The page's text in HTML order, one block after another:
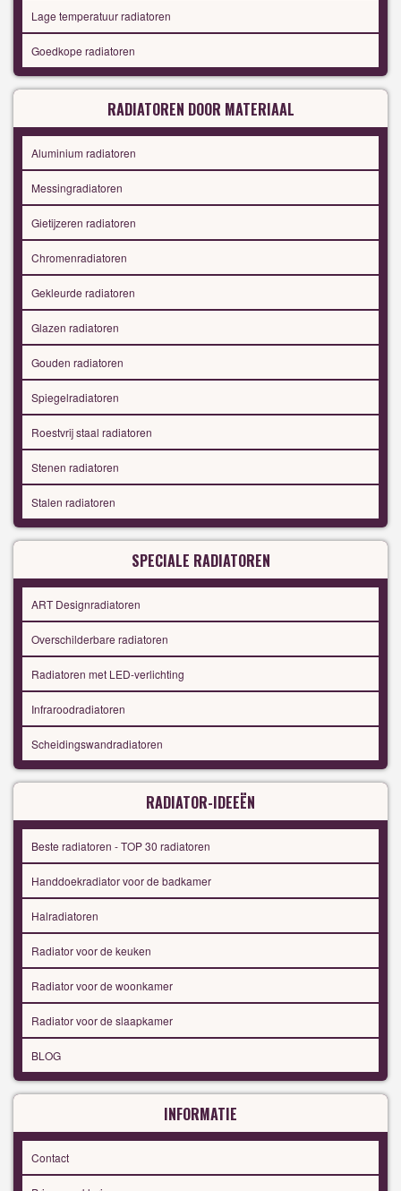
Lage temperatuur radiatoren
Goedkope radiatoren
RADIATOREN DOOR MATERIAAL
Aluminium radiatoren
Messingradiatoren
Gietijzeren radiatoren
Chromenradiatoren
Gekleurde radiatoren
Glazen radiatoren
Gouden radiatoren
Spiegelradiatoren
Roestvrij staal radiatoren
Stenen radiatoren
Stalen radiatoren
SPECIALE RADIATOREN
ART Designradiatoren
Overschilderbare radiatoren
Radiatoren met LED-verlichting
Infraroodradiatoren
Scheidingswandradiatoren
RADIATOR-IDEEËN
Beste radiatoren - TOP 30 radiatoren
Handdoekradiator voor de badkamer
Halradiatoren
Radiator voor de keuken
Radiator voor de woonkamer
Radiator voor de slaapkamer
BLOG
INFORMATIE
Contact